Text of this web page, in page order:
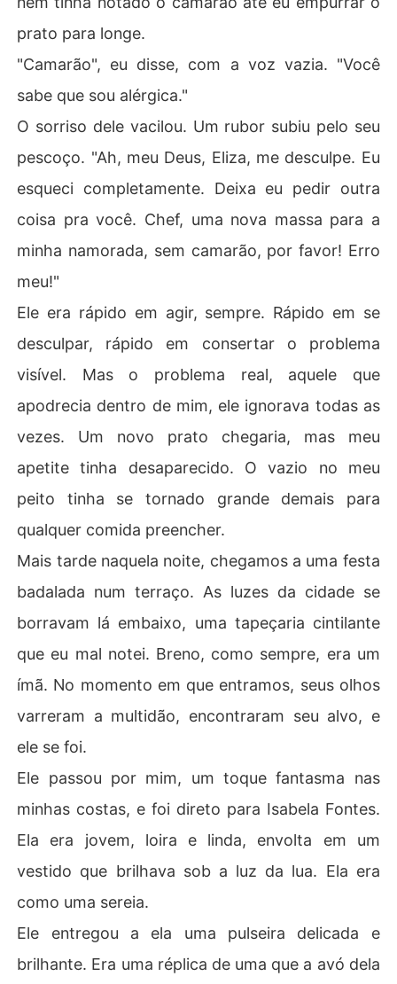
prato para longe.
"Camarão", eu disse, com a voz vazia. "Você
sabe que sou alérgica."
O sorriso dele vacilou. Um rubor subiu pelo seu
pescoço. "Ah, meu Deus, Eliza, me desculpe. Eu
esqueci completamente. Deixa eu pedir outra
coisa pra você. Chef, uma nova massa para a
minha namorada, sem camarão, por favor! Erro
meu!"
Ele era rápido em agir, sempre. Rápido em se
desculpar, rápido em consertar o problema
visível. Mas o problema real, aquele que
apodrecia dentro de mim, ele ignorava todas as
vezes. Um novo prato chegaria, mas meu
apetite tinha desaparecido. O vazio no meu
peito tinha se tornado grande demais para
qualquer comida preencher.
Mais tarde naquela noite, chegamos a uma festa
badalada num terraço. As luzes da cidade se
borravam lá embaixo, uma tapeçaria cintilante
que eu mal notei. Breno, como sempre, era um
ímã. No momento em que entramos, seus olhos
varreram a multidão, encontraram seu alvo, e
ele se foi.
Ele passou por mim, um toque fantasma nas
minhas costas, e foi direto para Isabela Fontes.
Ela era jovem, loira e linda, envolta em um
vestido que brilhava sob a luz da lua. Ela era
como uma sereia.
Ele entregou a ela uma pulseira delicada e
brilhante. Era uma réplica de uma que a avó dela